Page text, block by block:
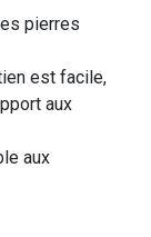
pierres
est facile,
aux
aux